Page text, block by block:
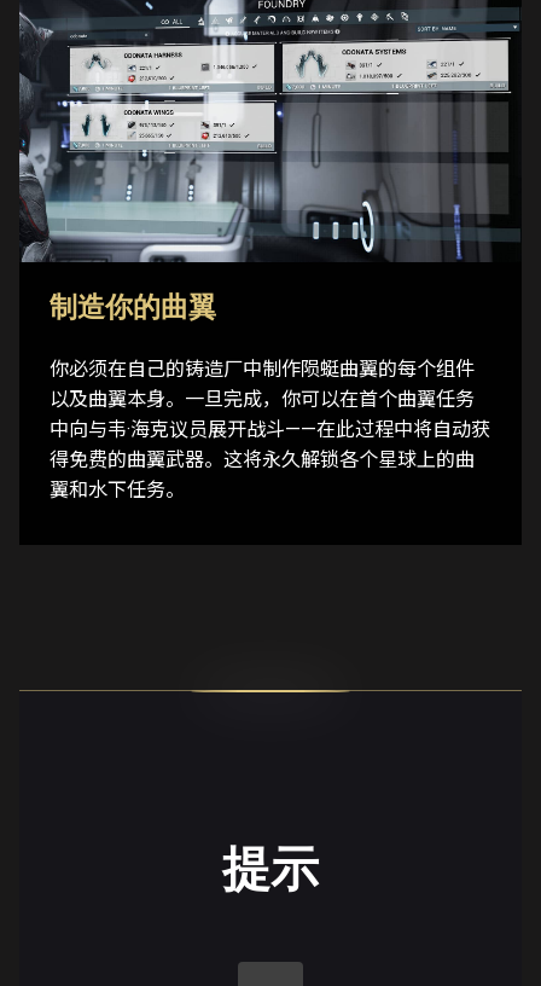
制造你的曲翼
你必须在自己的铸造厂中制作陨蜓曲翼的每个组件
以及曲翼本身。一旦完成，你可以在首个曲翼任务
中向与韦·海克议员展开战斗——在此过程中将自动获
得免费的曲翼武器。这将永久解锁各个星球上的曲
翼和水下任务。
提示